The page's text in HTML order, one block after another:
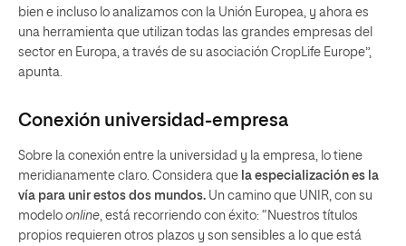
bien e incluso lo analizamos con la Unión Europea, y ahora es
una herramienta que utilizan todas las grandes empresas del
sector en Europa, a través de su asociación CropLife Europe”,
apunta.
Conexión universidad-empresa
Sobre la conexión entre la universidad y la empresa, lo tiene
meridianamente claro. Considera que la especialización es la
vía para unir estos dos mundos. Un camino que UNIR, con su
modelo online, está recorriendo con éxito: “Nuestros títulos
propios requieren otros plazos y son sensibles a lo que está